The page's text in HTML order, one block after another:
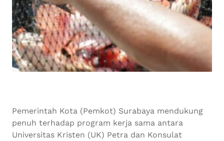
Pemerintah Kota (Pemkot) Surabaya mendukung
penuh terhadap program kerja sama antara
Universitas Kristen (UK) Petra dan Konsulat